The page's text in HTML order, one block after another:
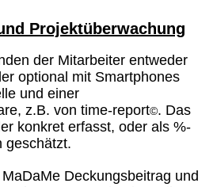
Projektüberwachung
der Mitarbeiter entweder
optional mit Smartphones
und einer
z.B. von time-report©. Das
konkret erfasst, oder als %-
geschätzt.
Deckungsbeitrag und